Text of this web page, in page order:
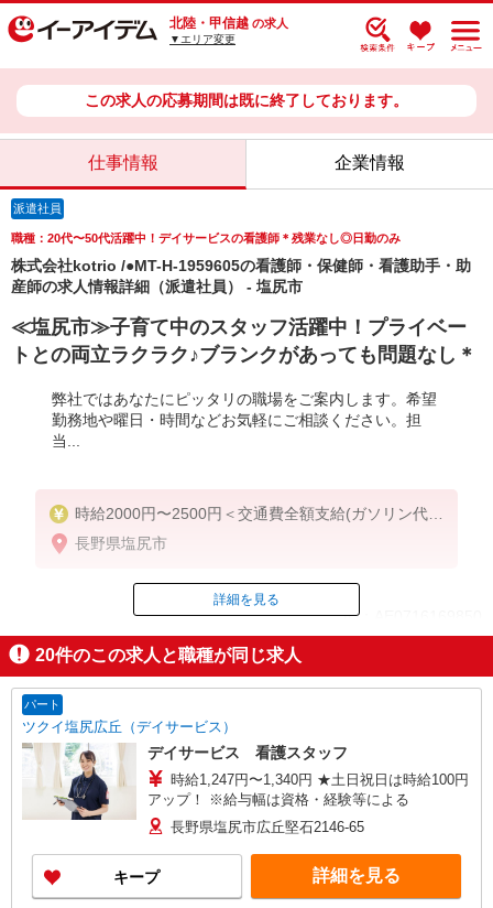
北陸・甲信越 の求人
▼エリア変更
この求人の応募期間は既に終了しております。
仕事情報 企業情報
派遣社員
職種：20代〜50代活躍中！デイサービスの看護師＊残業なし◎日勤のみ
株式会社kotrio /●MT-H-1959605の看護師・保健師・看護助手・助
産師の求人情報詳細（派遣社員） - 塩尻市
≪塩尻市≫子育て中のスタッフ活躍中！プライベー
トとの両立ラクラク♪ブランクがあっても問題なし＊
弊社ではあなたにピッタリの職場をご案内します。希望
勤務地や曜日・時間などお気軽にご相談ください。担
当...
時給2000円〜2500円＜交通費全額支給(ガソリン代含
む)/日払い可/週払い可＞
長野県塩尻市
ID：AE0716169850
掲載期間終了
詳細を見る
20件のこの求人と職種が同じ求人
パート
ツクイ塩尻広丘（デイサービス）
デイサービス 看護スタッフ
時給1,247円〜1,340円 ★土日祝日は時給100円
アップ！ ※給与幅は資格・経験等による
長野県塩尻市広丘堅石2146-65
キープ 詳細を見る